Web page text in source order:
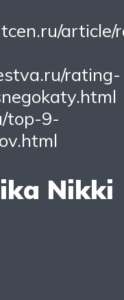
article/
rating-
top-9-
Nikki